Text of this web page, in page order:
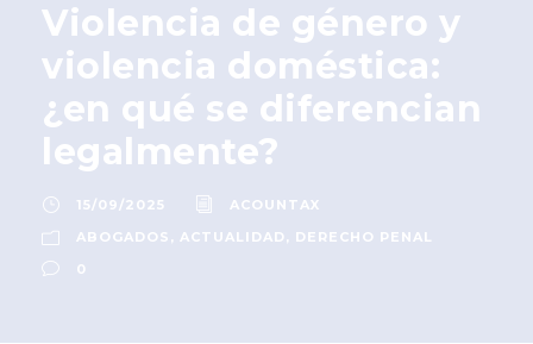
Violencia de género y
violencia doméstica:
¿en qué se diferencian
legalmente?
15/09/2025
ACOUNTAX
ABOGADOS , ACTUALIDAD , DERECHO PENAL
0